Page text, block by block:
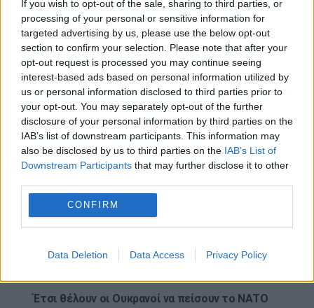
If you wish to opt-out of the sale, sharing to third parties, or
processing of your personal or sensitive information for
targeted advertising by us, please use the below opt-out
section to confirm your selection. Please note that after your
opt-out request is processed you may continue seeing
interest-based ads based on personal information utilized by
us or personal information disclosed to third parties prior to
your opt-out. You may separately opt-out of the further
disclosure of your personal information by third parties on the
IAB’s list of downstream participants. This information may
also be disclosed by us to third parties on the IAB’s List of
Downstream Participants that may further disclose it to other
CONFIRM
Data Deletion Data Access Privacy Policy
αεροσκαφών, κάτι που
ακριβώς κάνουν οι
Ρωσικές Ένοπλες
Δυνάμεις.
Εν τω μεταξύ, οι δυνάμεις
αεράμυνας της Ρωσίας
παραμένουν σε εγρήγορση
και προετοιμάζονται για
την απόκρουση ακόμη πιο
επιθέσεων.
με ουκρανικά drones λίγες ώρες πριν την Σύνοδο
Έτσι θέλουν οι Ουκρανοί να πείσουν το ΝΑΤΟ